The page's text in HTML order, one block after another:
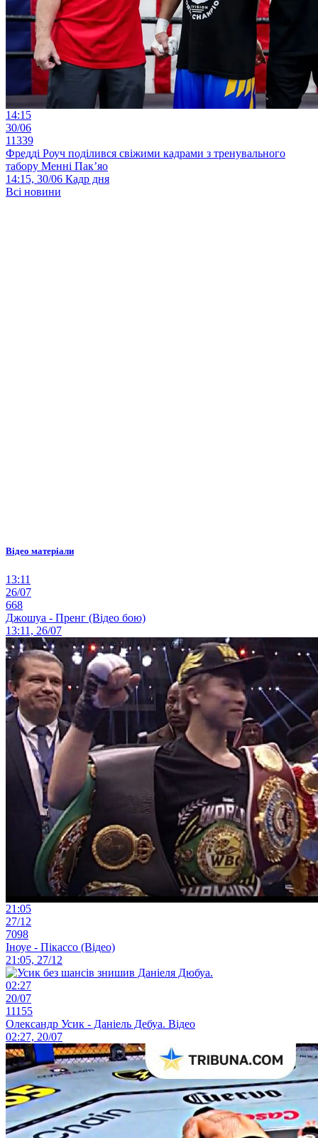
14:15
30/06
11339
Фредді Роуч поділився свіжими кадрами з тренувального
табору Менні Пак’яо
14:15, 30/06 Кадр дня
Всі новини
Відео матеріали
13:11
26/07
668
Джошуа - Пренг (Відео бою)
13:11, 26/07
21:05
27/12
7098
Іноуе - Пікассо (Відео)
21:05, 27/12
02:27
20/07
11155
Олександр Усик - Даніель Дебуа. Відео
02:27, 20/07